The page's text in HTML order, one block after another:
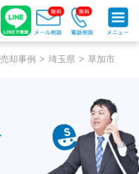
却事例 埼玉県 草加市